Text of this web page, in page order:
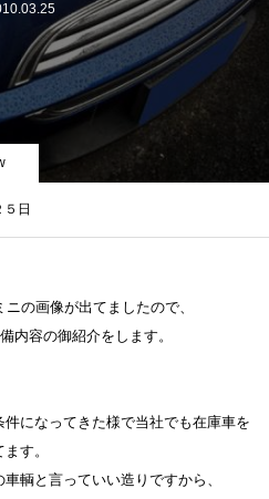
日
の画像が出てましたので、
内容の御紹介をします。
になってきた様で当社でも在庫車を
す。
輌と言っていい造りですから、